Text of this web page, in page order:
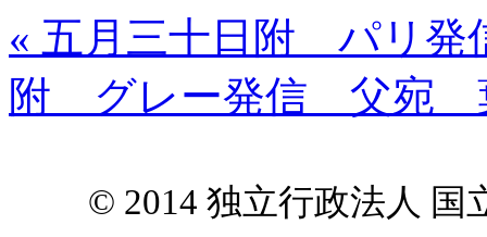
« 五月三十日附 パリ
附 グレー発信 父宛
© 2014 独立行政法人 国